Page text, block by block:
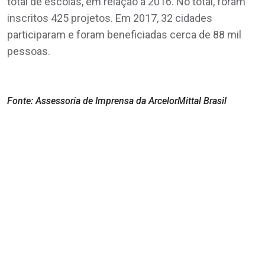
inscritos 425 projetos. Em 2017, 32 cidades
participaram e foram beneficiadas cerca de 88 mil
pessoas.
Fonte: Assessoria de Imprensa da ArcelorMittal Brasil